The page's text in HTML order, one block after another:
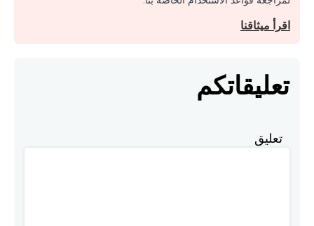
اقرأ ميثاقنا
تعليقاتكم
تعليق